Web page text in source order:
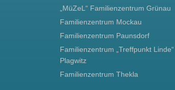
„MüZeL“ Familienzentrum Grünau
Familienzentrum Mockau
Familienzentrum Paunsdorf
Familienzentrum „Treffpunkt Linde“
Plagwitz
Familienzentrum Thekla